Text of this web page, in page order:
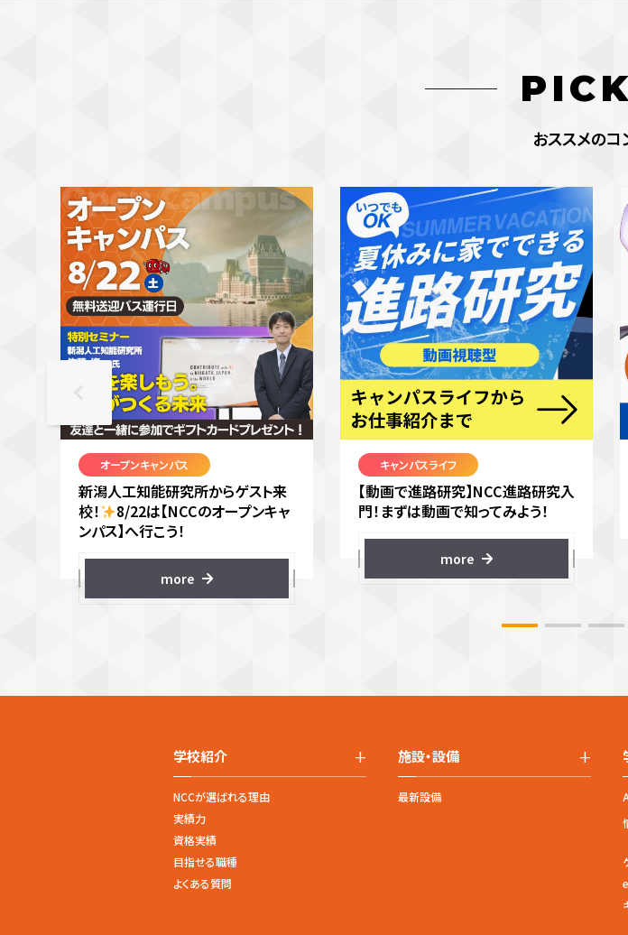
おススメのコ
オープンキャンパス
新潟人工知能研究所からゲスト来
校！
8/22は【NCCのオープンキャ
ンパス】へ行こう！
more
キャンパスライフ
【動画で進路研究】NCC進路研究入
門！まずは動画で知ってみよう！
more
学校紹介 +
NCCが選ばれる理由
実績力
資格実績
目指せる職種
よくある質問
施設・設備 +
最新設備